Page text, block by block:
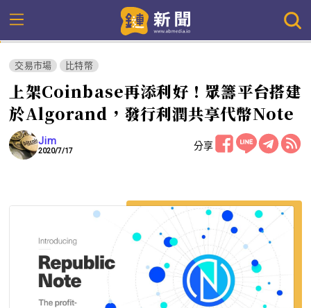
交易市場 比特幣
上架Coinbase再添利好！眾籌平台搭建
於Algorand，發行利潤共享代幣Note
Jim
2020/7/17 分享